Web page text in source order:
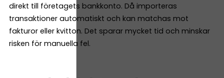
direkt till företagets bankkonto. Då importeras
transaktioner automatiskt och kan matchas mot
fakturor eller kvitton. Det sparar mycket tid och minskar
risken för manuella fel.